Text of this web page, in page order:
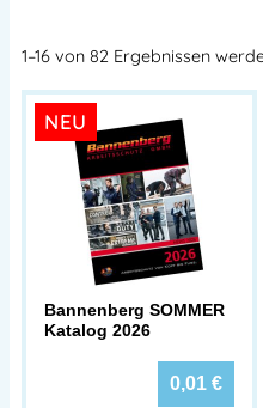
1–16 von 82 Ergebnissen
NEU
Bannenberg SOMMER
Katalog 2026
0,01 €